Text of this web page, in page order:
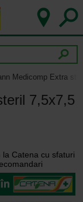
Medicomp Extra
7,5x7,5
la Catena cu sfaturi